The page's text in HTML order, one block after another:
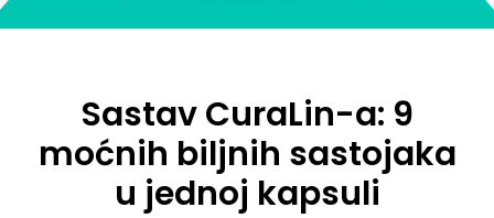
Sastav CuraLin-a: 9
moćnih biljnih sastojaka
u jednoj kapsuli